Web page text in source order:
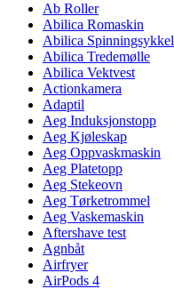
Ab Roller
Abilica Romaskin
Abilica Spinningsykkel
Abilica Tredemølle
Abilica Vektvest
Actionkamera
Adaptil
Aeg Induksjonstopp
Aeg Kjøleskap
Aeg Oppvaskmaskin
Aeg Platetopp
Aeg Stekeovn
Aeg Tørketrommel
Aeg Vaskemaskin
Aftershave test
Agnbåt
Airfryer
AirPods 4